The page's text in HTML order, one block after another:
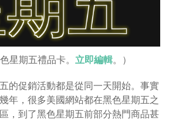
星期五禮品卡。 立即編輯。）
的促銷活動都是從同一天開始。事實
年，很多美國網站都在黑色星期五之
，到了黑色星期五前部分熱門商品甚